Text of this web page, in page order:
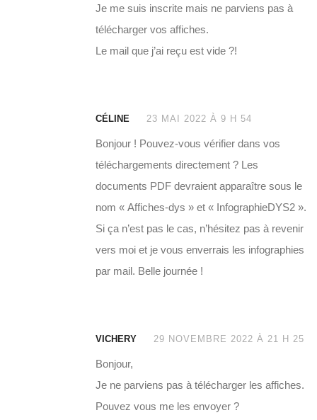
Je me suis inscrite mais ne parviens pas à
télécharger vos affiches.
Le mail que j’ai reçu est vide ?!
CÉLINE 23 MAI 2022 À 9 H 54
Bonjour ! Pouvez-vous vérifier dans vos
téléchargements directement ? Les
documents PDF devraient apparaître sous le
nom « Affiches-dys » et « InfographieDYS2 ».
Si ça n’est pas le cas, n’hésitez pas à revenir
vers moi et je vous enverrais les infographies
par mail. Belle journée !
VICHERY 29 NOVEMBRE 2022 À 21 H 25
Bonjour,
Je ne parviens pas à télécharger les affiches.
Pouvez vous me les envoyer ?